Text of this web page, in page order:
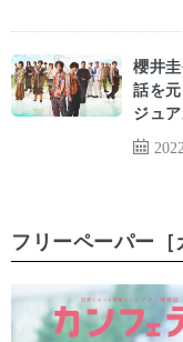
櫻井
話を
ジュ
フリーペーパー［